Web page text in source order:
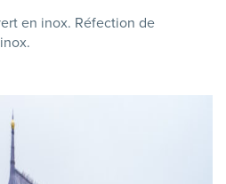
en inox. Réfection de